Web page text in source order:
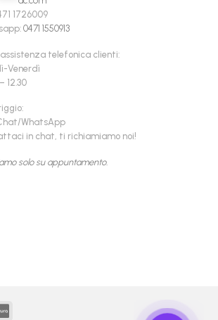
1726009
0471 1550913
telefonica clienti:
Venerdì
12.30
WhatsApp
in chat, ti richiamiamo noi!
solo su appuntamento.